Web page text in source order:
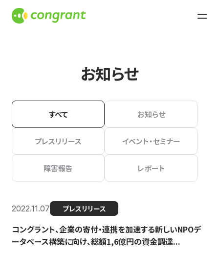
お知らせ
すべて お知らせ
プレスリリース イベント・セミナー
障害報告 レポート
2022.11.07 プレスリリース
コングラント、企業の寄付・連携を加速する新しいNPOデ
ータベース構築に向け、総額1,6億円の資金調達...